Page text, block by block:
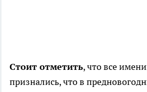
Стоит отметить, что все
признались, что в